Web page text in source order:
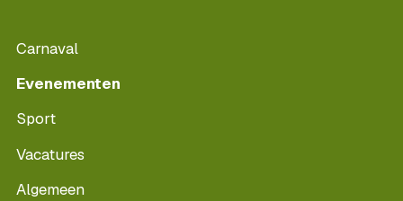
Carnaval
Evenementen
Sport
Vacatures
Algemeen